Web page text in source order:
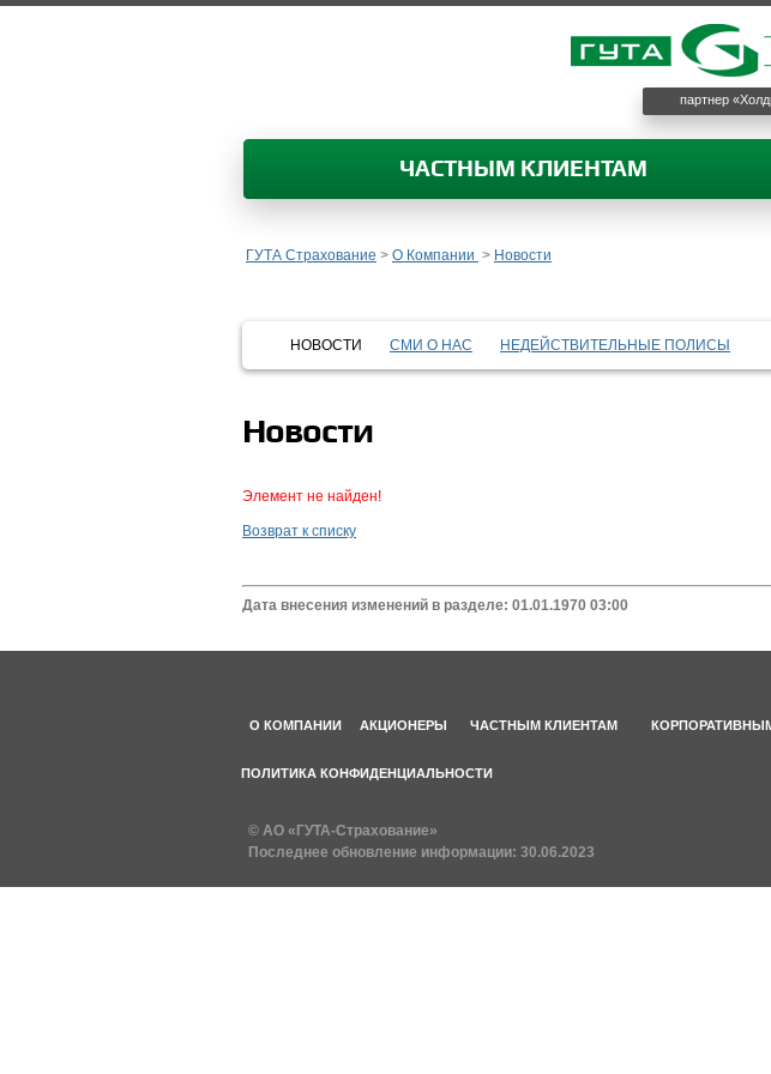
партнер
ЧАСТНЫМ КЛИЕНТАМ
ГУТА Страхование > О Компании > Новости
НОВОСТИ СМИ О НАС НЕДЕЙСТВИТЕЛЬНЫЕ ПОЛИСЫ
Новости
Элемент не найден!
Возврат к списку
Дата внесения изменений в разделе: 01.01.1970 03:00
О КОМПАНИИ АКЦИОНЕРЫ ЧАСТНЫМ КЛИЕНТАМ
ПОЛИТИКА КОНФИДЕНЦИАЛЬНОСТИ
© АО «ГУТА-Страхование»
Последнее обновление информации: 30.06.2023